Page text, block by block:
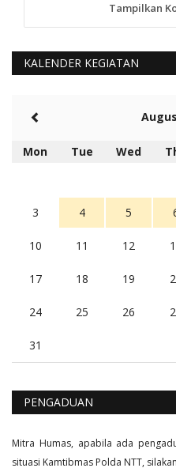
anggy
Kami perantu bisa baca
5 tahun Yang lalu
Rambu
Berita Polres Sumba
5 tahun Yang lalu
Tampilkan
KALENDER KEGIATAN
Mon Tue Wed
3 4 5
10 11 12
17 18 19
24 25 26
31
PENGADUAN
Mitra Humas, apabila ada
situasi Kamtibmas Polda NTT,